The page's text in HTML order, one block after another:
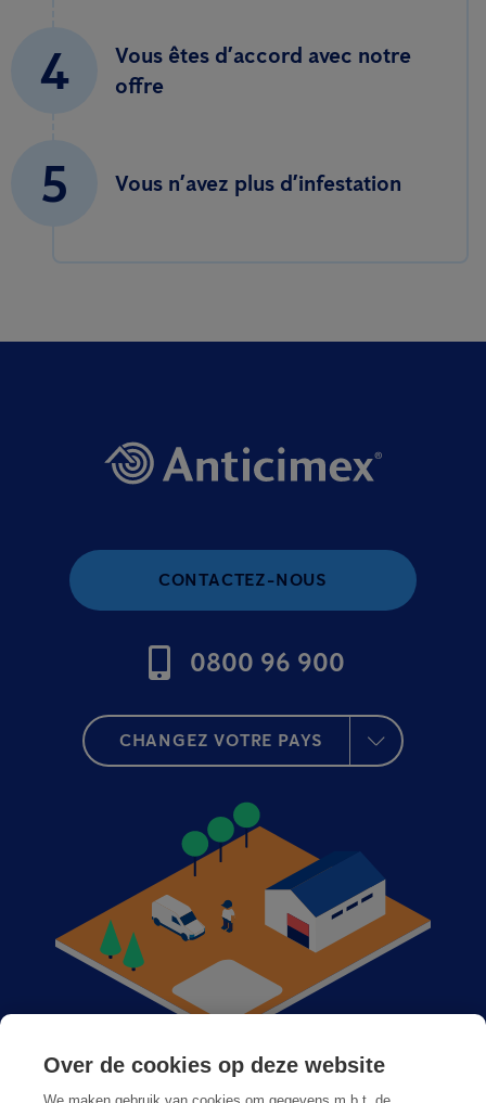
4
Vous êtes d’accord avec notre
offre
5 Vous n’avez plus d’infestation
CONTACTEZ-NOUS
0800 96 900
CHANGEZ VOTRE PAYS
Anticimex dans votre région
Over de cookies op deze website